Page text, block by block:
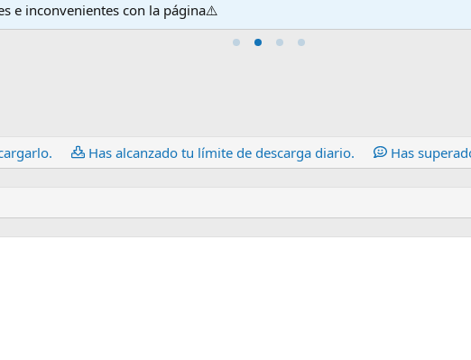
e inconvenientes con la página⚠️
Has alcanzado tu límite de descarga diario. Has